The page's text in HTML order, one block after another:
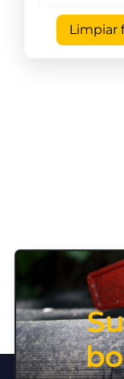
Limpiar